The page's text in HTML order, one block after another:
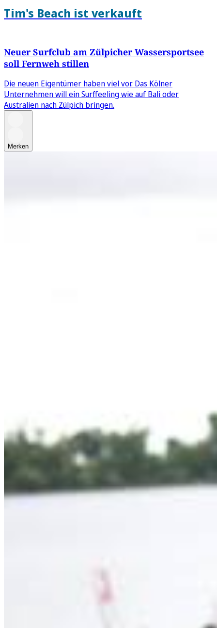
Tim's Beach ist verkauft
Neuer Surfclub am Zülpicher Wassersportsee
soll Fernweh stillen
Die neuen Eigentümer haben viel vor. Das Kölner
Unternehmen will ein Surffeeling wie auf Bali oder
Australien nach Zülpich bringen.
Merken